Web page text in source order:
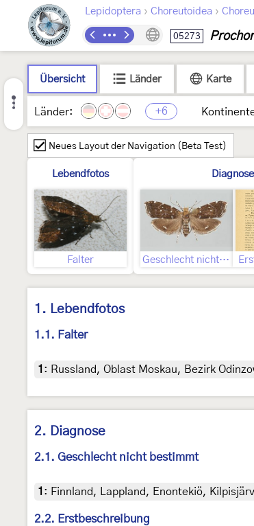
Lepidoptera › Choreutoidea ›
05273
Übersicht Länder Karte
Länder: +6
Neues Layout der Navigation (Beta Test)
Lebendfotos
Falter
Diagnose
Geschlecht nicht bestimmt
1. Lebendfotos
1.1. Falter
1 : Russland, Oblast Moskau, Bezirk
2. Diagnose
2.1. Geschlecht nicht bestimmt
1 : Finnland, Lappland, Enontekiö,
2.2. Erstbeschreibung